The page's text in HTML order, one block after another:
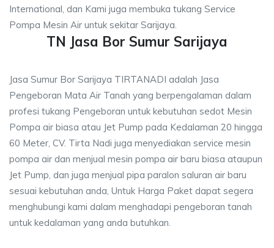
International, dan Kami juga membuka tukang Service
Pompa Mesin Air untuk sekitar Sarijaya.
TN Jasa Bor Sumur Sarijaya
Jasa Sumur Bor Sarijaya TIRTANADI adalah Jasa
Pengeboran Mata Air Tanah yang berpengalaman dalam
profesi tukang Pengeboran untuk kebutuhan sedot Mesin
Pompa air biasa atau Jet Pump pada Kedalaman 20 hingga
60 Meter, CV. Tirta Nadi juga menyediakan service mesin
pompa air dan menjual mesin pompa air baru biasa ataupun
Jet Pump, dan juga menjual pipa paralon saluran air baru
sesuai kebutuhan anda, Untuk Harga Paket dapat segera
menghubungi kami dalam menghadapi pengeboran tanah
untuk kedalaman yang anda butuhkan.